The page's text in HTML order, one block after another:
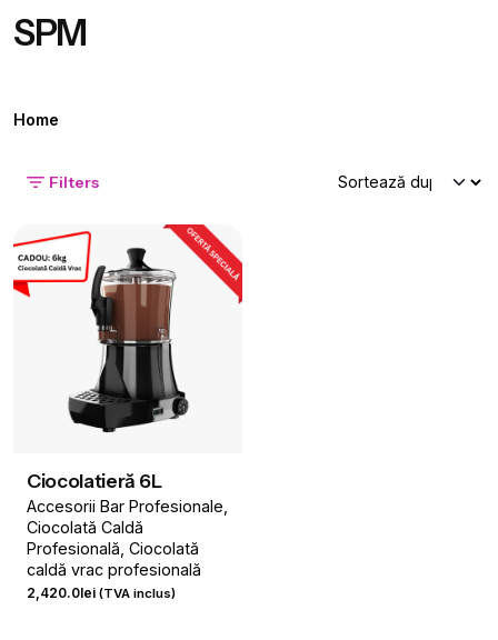
SPM
Home
Filters
Ciocolatieră 6L
Accesorii Bar Profesionale
Ciocolată Caldă
Profesională Ciocolată
caldă vrac profesională
2,420.0lei (TVA inclus)